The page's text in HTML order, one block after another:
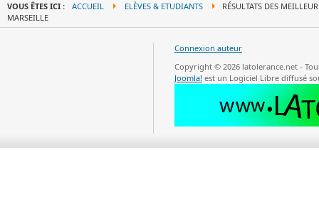
VOUS ÊTES ICI : ACCUEIL ELÈVES & ETUDIANTS
RÉSULTATS DES
MARSEILLE
Connexion auteur
Copyright © 2026 latolerance.net -
Joomla! est un Logiciel Libre diffusé